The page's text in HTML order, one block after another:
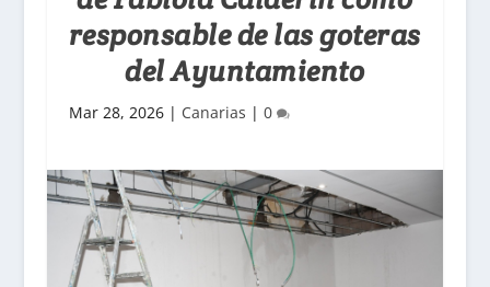
responsable de las goteras
del Ayuntamiento
Mar 28, 2026| Canarias | 0